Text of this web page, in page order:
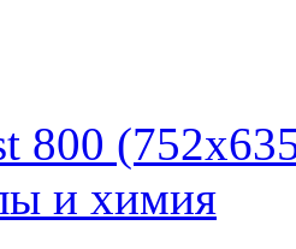
800
и химия